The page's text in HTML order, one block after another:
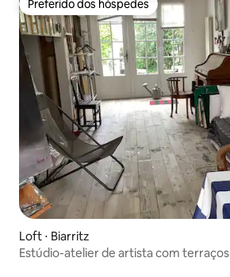
Preferido dos hóspedes
Preferido dos hóspedes
Loft ⋅ Biarritz
Estúdio-atelier de artista com terraços